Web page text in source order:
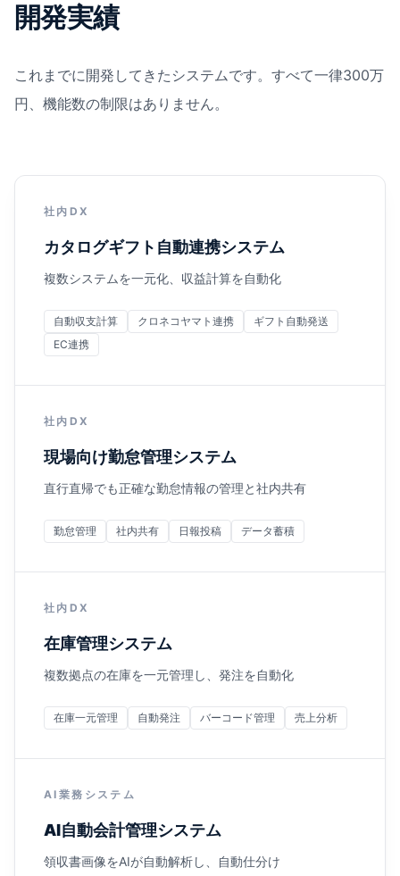
開発実績
これまでに開発してきたシステムです。すべて一律300万
円、機能数の制限はありません。
社内DX
カタログギフト自動連携システム
複数システムを一元化、収益計算を自動化
自動収支計算 クロネコヤマト連携
ギフト自動発送
EC連携
社内DX
現場向け勤怠管理システム
直行直帰でも正確な勤怠情報の管理と社内共有
勤怠管理 社内共有 日報投稿 データ蓄積
社内DX
在庫管理システム
複数拠点の在庫を一元管理し、発注を自動化
在庫一元管理 自動発注 バーコード管理 売上分析
AI業務システム
AI自動会計管理システム
領収書画像をAIが自動解析し、自動仕分け